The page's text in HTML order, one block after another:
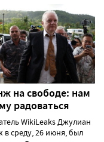
на свободе: нам
радоваться
WikiLeaks Джулиан
в среду, 26 июня, был